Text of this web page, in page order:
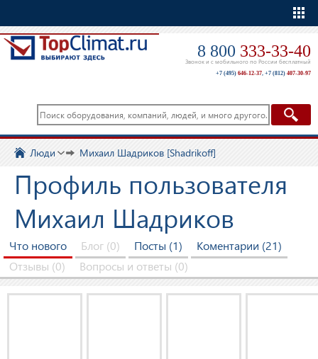
8 800 333-33-40
Звонок и с мобильного по России бесплатный
+7 (495) 646-12-37, +7 (812) 407-30-97
Люди Михаил Шадриков [Shadrikoff]
Профиль пользователя
Михаил Шадриков
Что нового Блог (0) Посты (1)
Коментарии (21)
Отзывы (0)
Вопросы и ответы (0)